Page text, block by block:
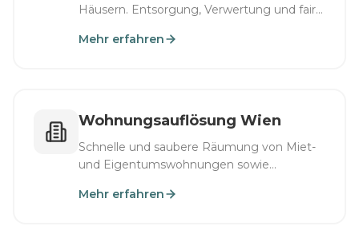
Häusern. Entsorgung, Verwertung und faire
Mehr erfahren
Wohnungsauflösung Wien
Schnelle und saubere Räumung von Miet-
und Eigentumswohnungen sowie
Mehr erfahren